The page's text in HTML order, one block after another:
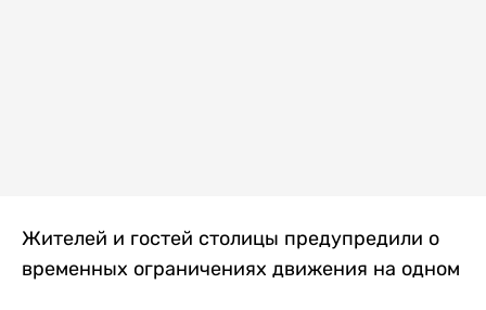
Жителей и гостей столицы предупредили о
временных ограничениях движения на одном